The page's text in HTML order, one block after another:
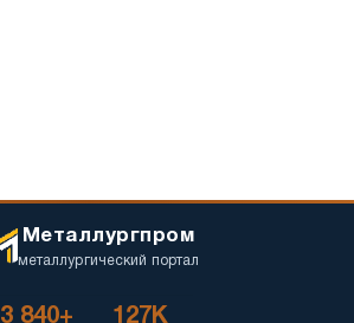
Металлургпром
металлургический портал
3 840+ 127K